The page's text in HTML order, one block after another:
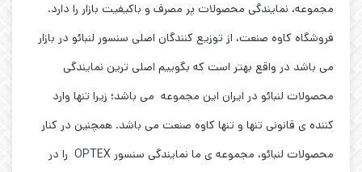
مجموعه، نمایندگی محصولات پر مصرف و باکیفیت بازار را دارد.
فروشگاه کاوه صنعت، از توزیع کنندگان اصلی سنسور لنبائو در بازار
می باشد در واقع بهتر است که بگوییم اصلی ترین نمایندگی
محصولات لنبائو در ایران این مجموعه می باشد؛ زیرا تنها وارد
کننده ی قانونی تنها و تنها کاوه صنعت می باشد. همچنین در کنار
محصولات لنبائو، مجموعه ی ما نمایندگی سنسور OPTEX را در